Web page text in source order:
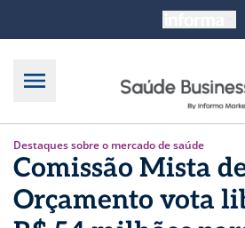
Destaques sobre o mercado de saúde
Comissão Mista
Orçamento vota